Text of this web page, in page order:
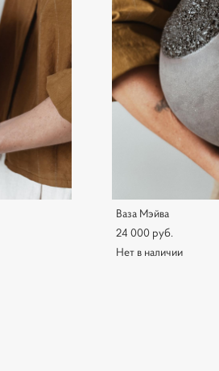
Ваза Мэйва
24 000 pуб.
Нет в наличии